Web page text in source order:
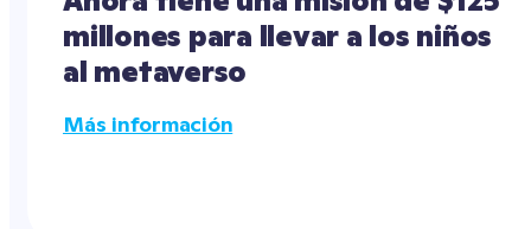
millones para llevar a los niños
al metaverso
Más información